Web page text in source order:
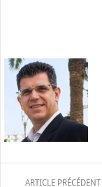
ARTICLE PRÉCÉDENT